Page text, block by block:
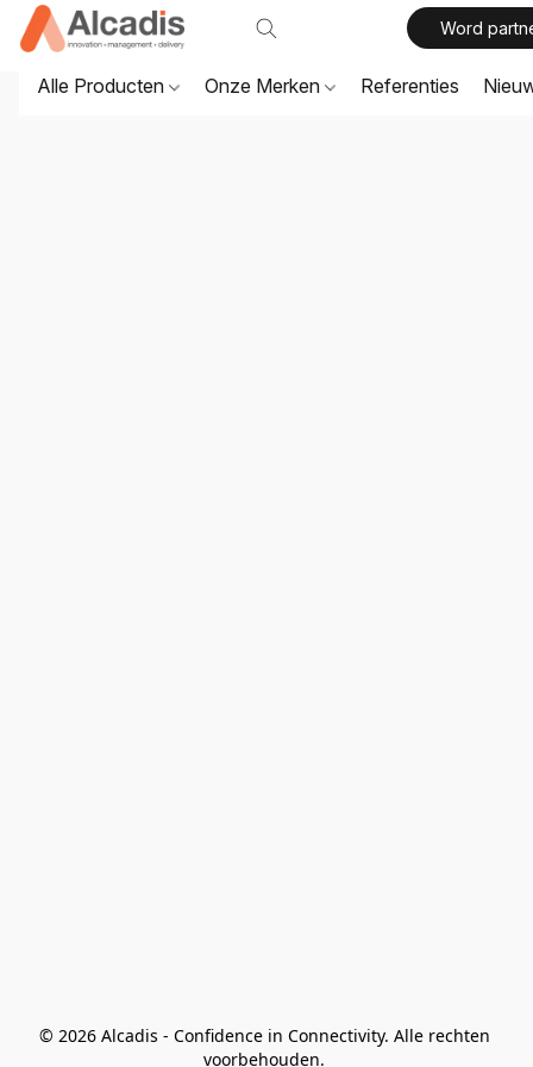
Word
Alle Producten Onze Merken Referenties
© 2026 Alcadis - Confidence in Connectivity. Alle rechten
voorbehouden.